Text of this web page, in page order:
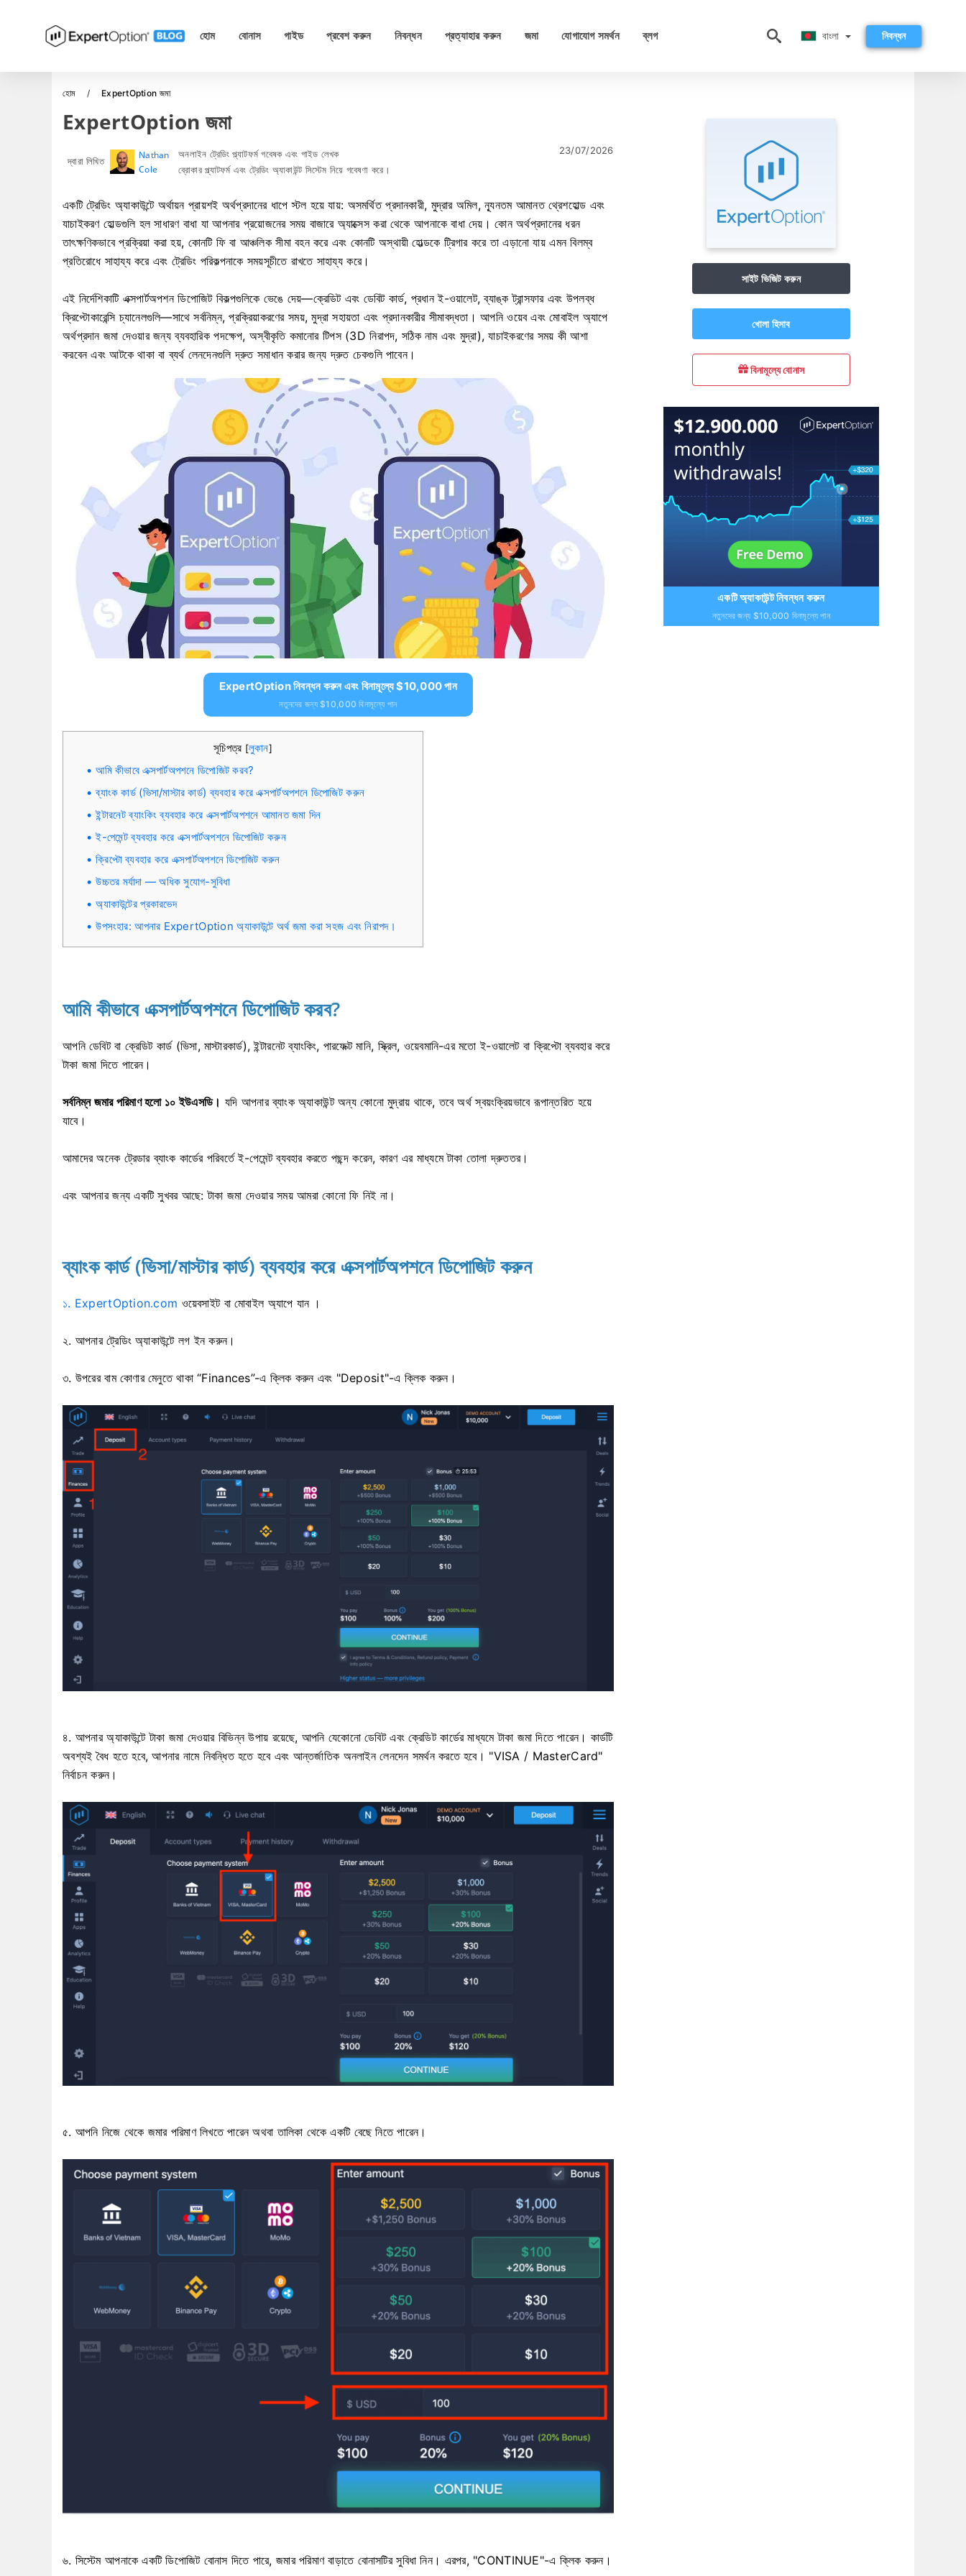
হোম বোনাস গাইড প্রবেশ করুন নিবন্ধন প্রত্যাহার করুন জমা যোগাযোগ সমর্থন ব্লগ বাংলা নিবন্ধন
হোম ExpertOption জমা
ExpertOption জমা
দ্বারা লিখিত
Nathan
Cole
অনলাইন ট্রেডিং প্ল্যাটফর্ম গবেষক এবং গাইড লেখক
ব্রোকার প্ল্যাটফর্ম এবং ট্রেডিং অ্যাকাউন্ট সিস্টেম নিয়ে গবেষণা করে।
23/07/2026
একটি ট্রেডিং অ্যাকাউন্টে অর্থায়ন প্রায়শই অর্থপ্রদানের ধাপে স্টল হয়ে যায়: অসমর্থিত প্রদানকারী, মুদ্রার অমিল, ন্যূনতম আমানত থ্রেশহোল্ড এবং
যাচাইকরণ হোল্ডগুলি হল সাধারণ বাধা যা আপনার প্রয়োজনের সময় বাজারে অ্যাক্সেস করা থেকে আপনাকে বাধা দেয়। কোন অর্থপ্রদানের ধরন
তাৎক্ষণিকভাবে প্রক্রিয়া করা হয়, কোনটি ফি বা আঞ্চলিক সীমা বহন করে এবং কোনটি অস্থায়ী হোল্ডকে ট্রিগার করে তা এড়ানো যায় এমন বিলম্ব
প্রতিরোধে সাহায্য করে এবং ট্রেডিং পরিকল্পনাকে সময়সূচীতে রাখতে সাহায্য করে।
এই নির্দেশিকাটি এক্সপার্টঅপশন ডিপোজিট বিকল্পগুলিকে ভেঙে দেয়—ক্রেডিট এবং ডেবিট কার্ড, প্রধান ই-ওয়ালেট, ব্যাঙ্ক ট্রান্সফার এবং উপলব্ধ
ক্রিপ্টোকারেন্সি চ্যানেলগুলি—সাথে সর্বনিম্ন, প্রক্রিয়াকরণের সময়, মুদ্রা সহায়তা এবং প্রদানকারীর সীমাবদ্ধতা। আপনি ওয়েব এবং মোবাইল অ্যাপে
অর্থপ্রদান জমা দেওয়ার জন্য ব্যবহারিক পদক্ষেপ, অস্বীকৃতি কমানোর টিপস (3D নিরাপদ, সঠিক নাম এবং মুদ্রা), যাচাইকরণের সময় কী আশা
করবেন এবং আটকে থাকা বা ব্যর্থ লেনদেনগুলি দ্রুত সমাধান করার জন্য দ্রুত চেকগুলি পাবেন।
ExpertOption নিবন্ধন করুন এবং বিনামূল্যে $10,000 পান
নতুনদের জন্য $10,000 বিনামূল্যে পান
সূচিপত্র [লুকান]
আমি কীভাবে এক্সপার্টঅপশনে ডিপোজিট করব?
ব্যাংক কার্ড (ভিসা/মাস্টার কার্ড) ব্যবহার করে এক্সপার্টঅপশনে ডিপোজিট করুন
ইন্টারনেট ব্যাংকিং ব্যবহার করে এক্সপার্টঅপশনে আমানত জমা দিন
ই-পেমেন্ট ব্যবহার করে এক্সপার্টঅপশনে ডিপোজিট করুন
ক্রিপ্টো ব্যবহার করে এক্সপার্টঅপশনে ডিপোজিট করুন
উচ্চতর মর্যাদা — অধিক সুযোগ-সুবিধা
অ্যাকাউন্টের প্রকারভেদ
উপসংহার: আপনার ExpertOption অ্যাকাউন্টে অর্থ জমা করা সহজ এবং নিরাপদ।
আমি কীভাবে এক্সপার্টঅপশনে ডিপোজিট করব?
আপনি ডেবিট বা ক্রেডিট কার্ড (ভিসা, মাস্টারকার্ড), ইন্টারনেট ব্যাংকিং, পারফেক্ট মানি, স্ক্রিল, ওয়েবমানি-এর মতো ই-ওয়ালেট বা ক্রিপ্টো ব্যবহার করে
টাকা জমা দিতে পারেন।
সর্বনিম্ন জমার পরিমাণ হলো ১০ ইউএসডি। যদি আপনার ব্যাংক অ্যাকাউন্ট অন্য কোনো মুদ্রায় থাকে, তবে অর্থ স্বয়ংক্রিয়ভাবে রূপান্তরিত হয়ে
যাবে।
আমাদের অনেক ট্রেডার ব্যাংক কার্ডের পরিবর্তে ই-পেমেন্ট ব্যবহার করতে পছন্দ করেন, কারণ এর মাধ্যমে টাকা তোলা দ্রুততর।
এবং আপনার জন্য একটি সুখবর আছে: টাকা জমা দেওয়ার সময় আমরা কোনো ফি নিই না।
ব্যাংক কার্ড (ভিসা/মাস্টার কার্ড)ব্যবহার করে এক্সপার্টঅপশনে ডিপোজিট করুন
১. ExpertOption.com ওয়েবসাইট বা মোবাইল অ্যাপে যান ।
২. আপনার ট্রেডিং অ্যাকাউন্টে লগ ইন করুন।
৩. উপরের বাম কোণার মেনুতে থাকা “Finances”-এ ক্লিক করুন এবং "Deposit"-এ ক্লিক করুন।
৪. আপনার অ্যাকাউন্টে টাকা জমা দেওয়ার বিভিন্ন উপায় রয়েছে, আপনি যেকোনো ডেবিট এবং ক্রেডিট কার্ডের মাধ্যমে টাকা জমা দিতে পারেন। কার্ডটি
অবশ্যই বৈধ হতে হবে, আপনার নামে নিবন্ধিত হতে হবে এবং আন্তর্জাতিক অনলাইন লেনদেন সমর্থন করতে হবে। "VISA / MasterCard"
নির্বাচন করুন।
৫. আপনি নিজে থেকে জমার পরিমাণ লিখতে পারেন অথবা তালিকা থেকে একটি বেছে নিতে পারেন।
৬. সিস্টেম আপনাকে একটি ডিপোজিট বোনাস দিতে পারে, জমার পরিমাণ বাড়াতে বোনাসটির সুবিধা নিন। এরপর, "CONTINUE"-এ ক্লিক করুন।
সাইট ভিজিট করুন
খোলা হিসাব
বিনামূল্যে বোনাস
একটি অ্যাকাউন্ট নিবন্ধন করুন
নতুনদের জন্য $10,000 বিনামূল্যে পান